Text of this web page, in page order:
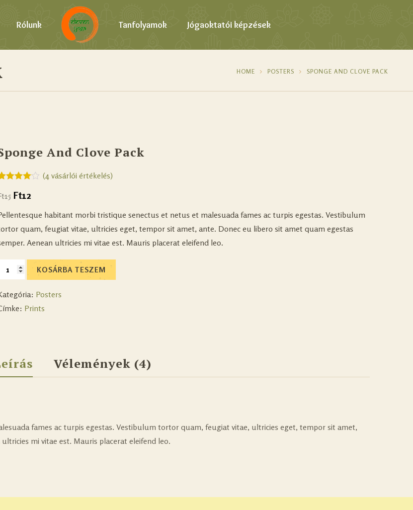
Rólunk Tanfolyamok Jógaoktatói képzések
HOME POSTERS SPONGE AND CLOVE PACK
And Clove Pack
az 5-
(4vásárlói értékelés)
15 Ft12
habitant morbi tristique senectus et netus et malesuada fames ac turpis egestas. Vestibulum
quam, feugiat vitae, ultricies eget, tempor sit amet, ante. Donec eu libero sit amet quam egestas
Aenean ultricies mi vitae est. Mauris placerat eleifend leo.
KOSÁRBA TESZEM
Posters
Prints
Vélemények (4)
fames ac turpis egestas. Vestibulum tortor quam, feugiat vitae, ultricies eget, tempor sit amet,
mi vitae est. Mauris placerat eleifend leo.